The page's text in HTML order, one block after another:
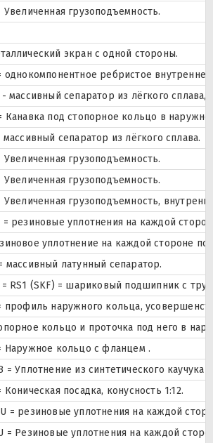
Увеличенная грузоподъемность.
экран с одной стороны.
однокомпонентное ребристое
- массивный сепаратор из лёгкого
Канавка под стопорное кольцо в
массивный сепаратор из лёгкого сплава.
Увеличенная грузоподъемность.
Увеличенная грузоподъемность.
Увеличенная грузоподъемность,
= резиновые уплотнения на каждой
уплотнение на каждой стороне
массивный латунный сепаратор.
= RS1 (SKF) = шариковый подшипник с
профиль наружного кольца,
кольцо и проточка под него в
Наружное кольцо с фланцем .
= Уплотнение из синтетического каучука
Коническая посадка, конусность 1:12.
= резиновые уплотнения на каждой
= Резиновые уплотнения на каждой